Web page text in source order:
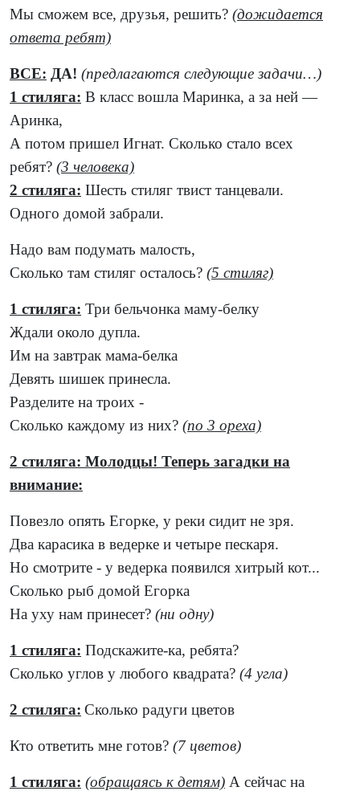
Мы сможем все, друзья, решить? (дожидается
ответа ребят)
ВСЕ: ДА! (предлагаются следующие задачи…)
1 стиляга: В класс вошла Маринка, а за ней —
Аринка,
А потом пришел Игнат. Сколько стало всех
ребят? (3 человека)
2 стиляга: Шесть стиляг твист танцевали.
Одного домой забрали.
Надо вам подумать малость,
Сколько там стиляг осталось? (5 стиляг)
1 стиляга: Три бельчонка маму-белку
Ждали около дупла.
Им на завтрак мама-белка
Девять шишек принесла.
Разделите на троих -
Сколько каждому из них? (по 3 ореха)
2 стиляга: Молодцы! Теперь загадки на
внимание:
Повезло опять Егорке, у реки сидит не зря.
Два карасика в ведерке и четыре пескаря.
Но смотрите - у ведерка появился хитрый кот...
Сколько рыб домой Егорка
На уху нам принесет? (ни одну)
1 стиляга: Подскажите-ка, ребята?
Сколько углов у любого квадрата? (4 угла)
2 стиляга: Сколько радуги цветов
Кто ответить мне готов? (7 цветов)
1 стиляга: (обращаясь к детям) А сейчас на